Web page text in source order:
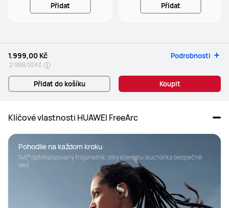
Přidat Přidat
1.999,00 Kč Podrobnosti
2.999,00 Kč
Přidat do košíku Koupit
Klíčové vlastnosti HUAWEI FreeArc
Pohodlie na každom kroku
140° optimalizovaný trojúhelník, díky kterému sluchátka bezpečně
sed